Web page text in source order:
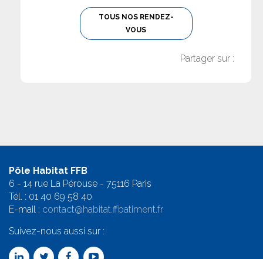
TOUS NOS RENDEZ-
VOUS
Partager sur :
Pôle Habitat FFB
6 - 14 rue La Pérouse - 75116 Paris
Tél. : 01 40 69 58 40
E-mail : contact@habitat.ffbatiment.fr
Suivez-nous aussi sur :